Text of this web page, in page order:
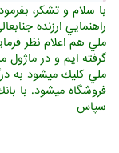
با سلام و تشكر،
راهنمايي ارزنده
ملي هم اعلام نظر
گرفته ايم و در ماژول
ملي كليك ميشود به
فروشگاه ميشود. با
سپاس